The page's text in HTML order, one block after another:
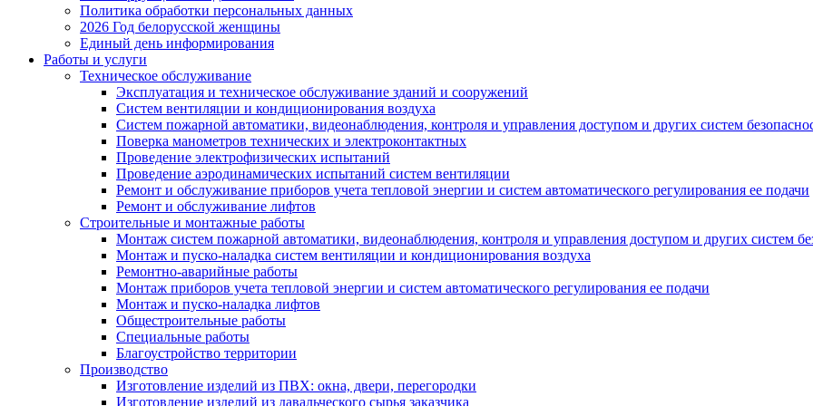
Политика обработки персональных данных
2026 Год белорусской женщины
Единый день информирования
Работы и услуги
Техническое обслуживание
Эксплуатация и техническое обслуживание зданий и сооружений
Систем вентиляции и кондиционирования воздуха
Систем пожарной автоматики, видеонаблюдения, контроля и управления доступом и других систем
Поверка манометров технических и электроконтактных
Проведение электрофизических испытаний
Проведение аэродинамических испытаний систем вентиляции
Ремонт и обслуживание приборов учета тепловой энергии и систем автоматического регулирования ее подачи
Ремонт и обслуживание лифтов
Строительные и монтажные работы
Монтаж систем пожарной автоматики, видеонаблюдения, контроля и управления доступом и других систем
Монтаж и пуско-наладка систем вентиляции и кондиционирования воздуха
Ремонтно-аварийные работы
Монтаж приборов учета тепловой энергии и систем автоматического регулирования ее подачи
Монтаж и пуско-наладка лифтов
Общестроительные работы
Специальные работы
Благоустройство территории
Производство
Изготовление изделий из ПВХ: окна, двери, перегородки
Изготовление изделий из давальческого сырья заказчика